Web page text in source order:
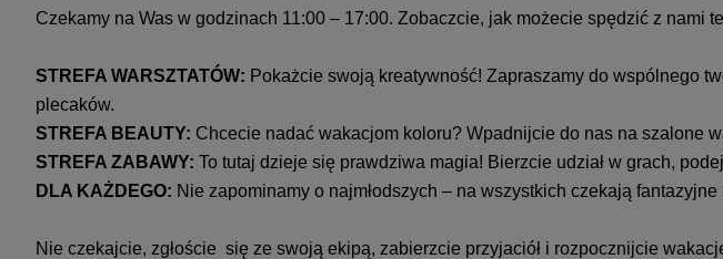
Czekamy na Was w godzinach 11:00 – 17:00. Zobaczcie, jak możecie spędzić z nami
STREFA WARSZTATÓW: Pokażcie swoją kreatywność! Zapraszamy do wspólnego
plecaków.
STREFA BEAUTY: Chcecie nadać wakacjom koloru? Wpadnijcie do nas na szalone
STREFA ZABAWY: To tutaj dzieje się prawdziwa magia! Bierzcie udział w grach,
DLA KAŻDEGO: Nie zapominamy o najmłodszych – na wszystkich czekają
Nie czekajcie, zgłoście się ze swoją ekipą, zabierzcie przyjaciół i rozpocznijcie